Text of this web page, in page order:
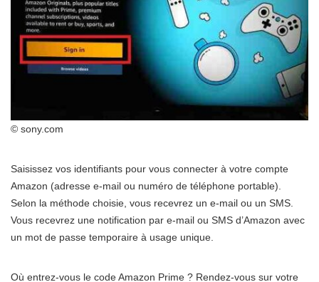
© sony.com
Saisissez vos identifiants pour vous connecter à votre compte
Amazon (adresse e-mail ou numéro de téléphone portable).
Selon la méthode choisie, vous recevrez un e-mail ou un SMS.
Vous recevrez une notification par e-mail ou SMS d’Amazon avec
un mot de passe temporaire à usage unique.
Où entrez-vous le code Amazon Prime ? Rendez-vous sur votre